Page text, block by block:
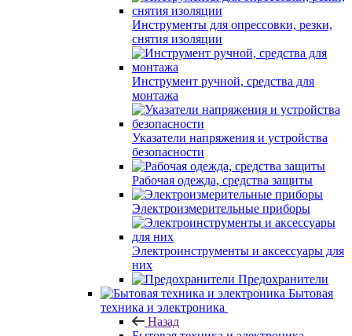
Инструменты для опрессовки, резки,
снятия изоляции
Инструмент ручной, средства для
монтажа
Указатели напряжения и устройства
безопасности
Рабочая одежда, средства защиты
Электроизмерительные приборы
Электроинструменты и аксессуары для
них
Предохранители
Бытовая
техника и электроника
Назад